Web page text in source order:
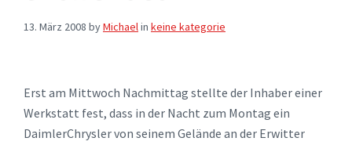
13. März 2008 byMichaelin keine kategorie
Erst am Mittwoch Nachmittag stellte der Inhaber einer
Werkstatt fest, dass in der Nacht zum Montag ein
DaimlerChrysler von seinem Gelände an der Erwitter